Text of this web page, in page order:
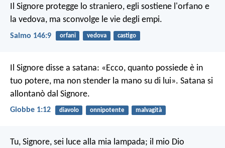
Il Signore protegge lo straniero, egli sostiene l'orfano e
la vedova, ma sconvolge le vie degli empi.
Salmo 146:9 orfani vedova castigo
Il Signore disse a satana: «Ecco, quanto possiede è in
tuo potere, ma non stender la mano su di lui». Satana si
allontanò dal Signore.
Giobbe 1:12 diavolo onnipotente malvagità
Tu, Signore, sei luce alla mia lampada; il mio Dio